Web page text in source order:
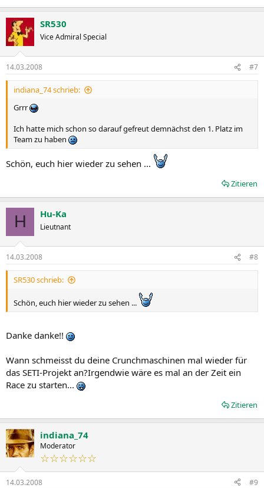
SR530
Vice Admiral Special
14.03.2008 #7
indiana_74 schrieb:
Grrr
Ich hatte mich schon so darauf gefreut demnächst den 1. Platz im
Team zu haben
Schön, euch hier wieder zu sehen ...
Zitieren
H Hu-Ka
Lieutnant
14.03.2008 #8
SR530 schrieb:
Schön, euch hier wieder zu sehen ...
Danke danke!!
Wann schmeisst du deine Crunchmaschinen mal wieder für
das SETI-Projekt an?Irgendwie wäre es mal an der Zeit ein
Race zu starten...
Zitieren
indiana_74
Moderator
☆☆☆☆☆☆
14.03.2008 #9